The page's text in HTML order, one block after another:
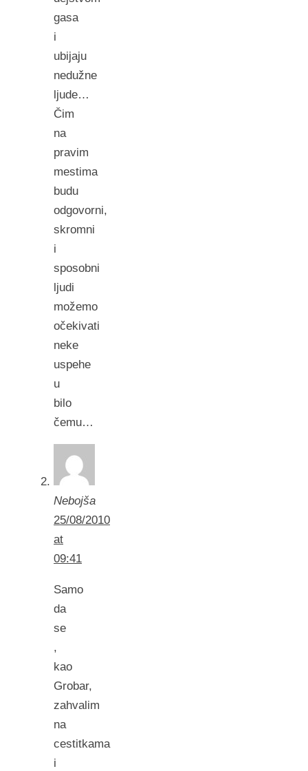
gasa
i
ubijaju
nedužne
ljude…
Čim
na
pravim
mestima
budu
odgovorni,
skromni
i
sposobni
ljudi
možemo
očekivati
neke
uspehe
u
bilo
čemu…
Nebojša
25/08/2010
at
09:41
Samo
da
se
,
kao
Grobar,
zahvalim
na
cestitkama
i